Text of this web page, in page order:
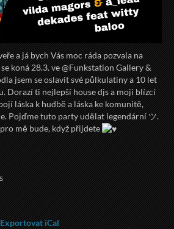
a já bych Vás moc ráda pozvala na
koná 28.3. ve @Funkstation Gallery &
jsem se oslavit své půlkulatiny a 10 let
Dorazí ti nejlepší house djs a moji blízcí
láska k hudbě a láska ke komunitě,
Pojďme tuto party udělat legendární ツ.
mě bude, když přijdete
iCal